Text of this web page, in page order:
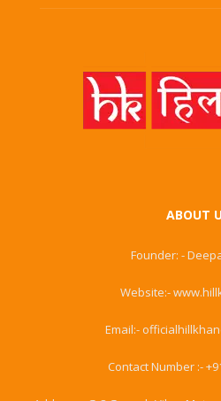
ABOUT
Founder: -
Website:-
Email:-
Contact Number :-